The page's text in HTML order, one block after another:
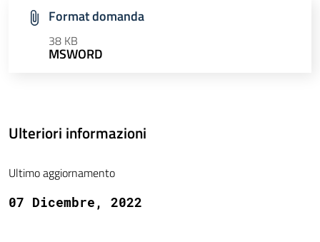
Format domanda
38 KB
MSWORD
Ulteriori informazioni
Ultimo aggiornamento
07 Dicembre, 2022